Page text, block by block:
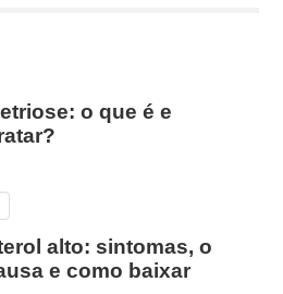
o que é e
alto: sintomas, o
e como baixar